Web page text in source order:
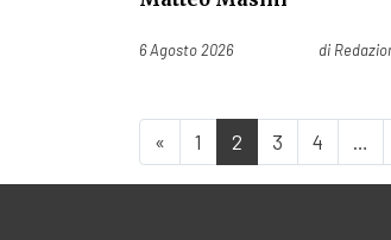
Pubblicato il
6 Agosto 2026 di
« 1 2 3 4 …